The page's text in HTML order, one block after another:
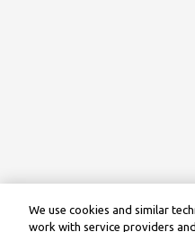
We use cookies and similar
work with service providers